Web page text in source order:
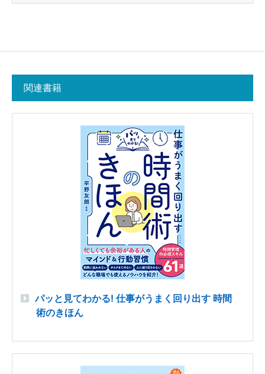
関連書籍
パッと見てわかる! 仕事がうまく回り出す 時間
術のきほん